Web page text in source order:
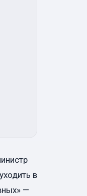
в
—